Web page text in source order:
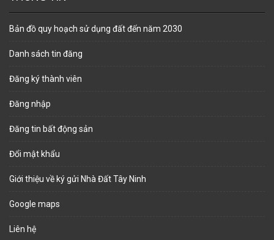
Bản đồ quy hoạch sử dụng đất đến năm 2030
Danh sách tin đăng
Đăng ký thành viên
Đăng nhập
Đăng tin bất động sản
Đổi mật khẩu
Giới thiệu về ký gửi Nhà Đất Tây Ninh
Google maps
Liên hệ